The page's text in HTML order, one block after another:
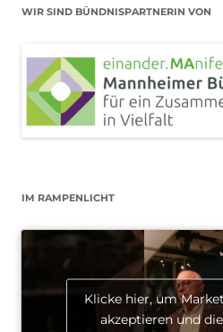
WIR SIND BÜNDNISPARTNERIN VON
IM RAMPENLICHT
Klicke hier, um
akzeptieren und